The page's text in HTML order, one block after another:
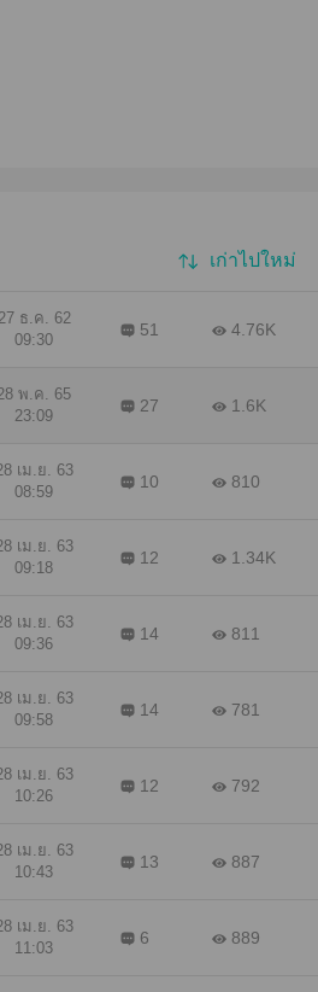
เก่าไปใหม่
ธ.ค. 62
09:30
51 4.76K
พ.ค. 65
23:09
27 1.6K
เม.ย. 63
08:59
10 810
เม.ย. 63
09:18
12 1.34K
เม.ย. 63
09:36
14 811
เม.ย. 63
09:58
14 781
เม.ย. 63
10:26
12 792
เม.ย. 63
10:43
13 887
เม.ย. 63
11:03
6 889